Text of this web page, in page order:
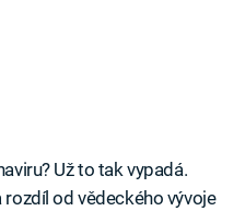
Už to tak vypadá.
od vědeckého vývoje